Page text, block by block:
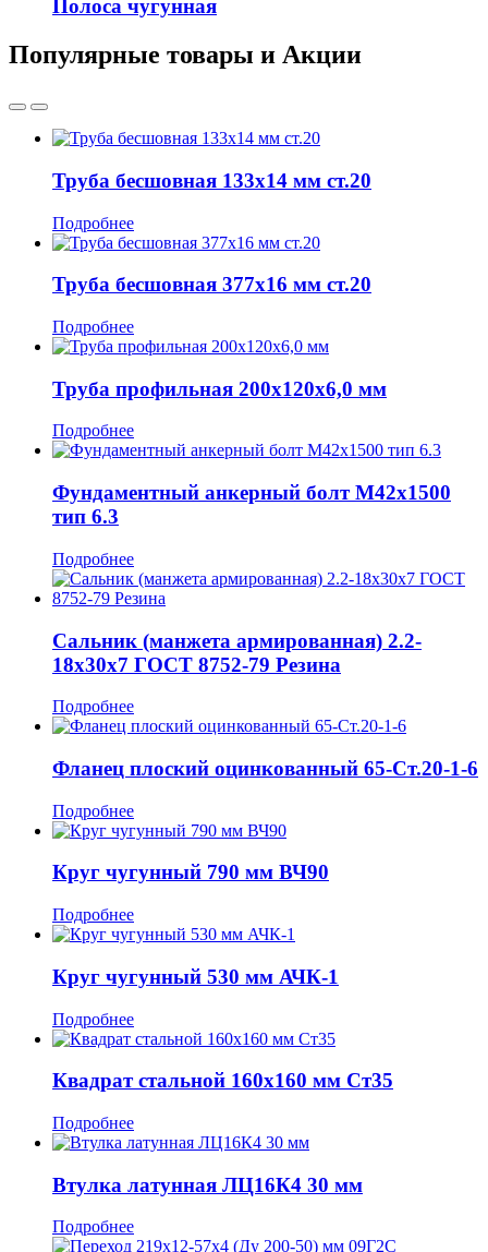
Полоса чугунная
Популярные товары и Акции
Труба бесшовная 133x14 мм ст.20
Подробнее
Труба бесшовная 377x16 мм ст.20
Подробнее
Труба профильная 200x120x6,0 мм
Подробнее
Фундаментный анкерный болт М42x1500
тип 6.3
Подробнее
Сальник (манжета армированная) 2.2-
18x30x7 ГОСТ 8752-79 Резина
Подробнее
Фланец плоский оцинкованный 65-Ст.20-1-6
Подробнее
Круг чугунный 790 мм ВЧ90
Подробнее
Круг чугунный 530 мм АЧК-1
Подробнее
Квадрат стальной 160x160 мм Ст35
Подробнее
Втулка латунная ЛЦ16К4 30 мм
Подробнее